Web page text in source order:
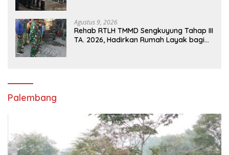
Agustus 9, 2026
Rehab RTLH TMMD Sengkuyung Tahap III
TA. 2026, Hadirkan Rumah Layak bagi
Palembang